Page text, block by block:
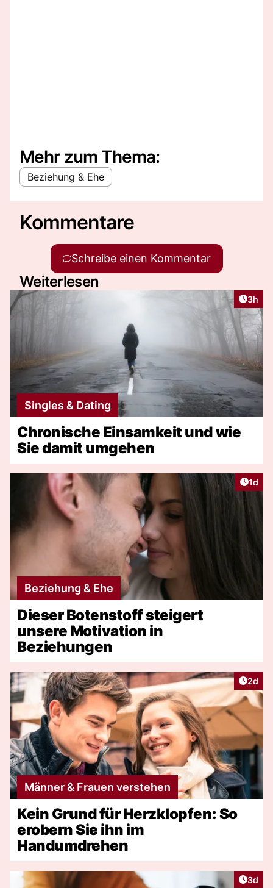
Mehr zum Thema:
Beziehung & Ehe
Kommentare
Schreibe einen Kommentar
Weiterlesen
3h
Singles & Dating
Chronische Einsamkeit und wie
Sie damit umgehen
1d
Beziehung & Ehe
Dieser Botenstoff steigert
unsere Motivation in
Beziehungen
2d
Männer & Frauen verstehen
Kein Grund für Herzklopfen: So
erobern Sie ihn im
Handumdrehen
3d